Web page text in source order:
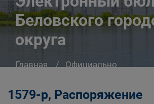
Беловского
округа
Главная
Официально
городского округа
1579-р, Распоряжение